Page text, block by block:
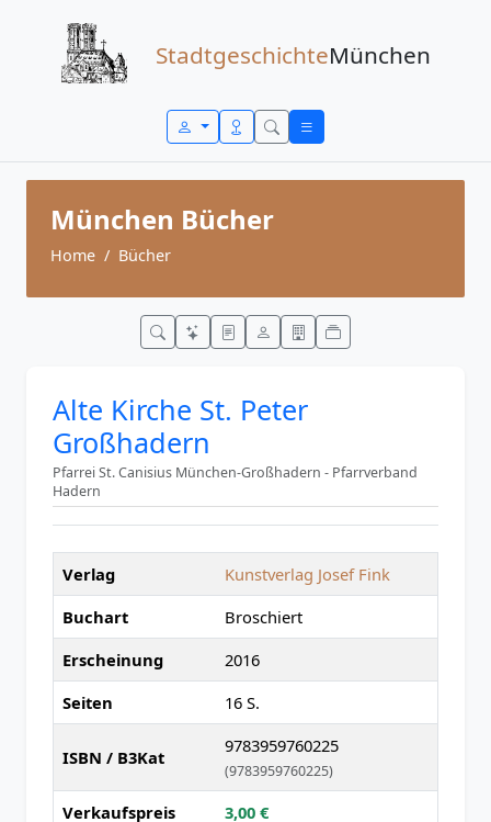
StadtgeschichteMünchen
München Bücher
Home Bücher
Alte Kirche St. Peter
Großhadern
Pfarrei St. Canisius München-Großhadern - Pfarrverband
Hadern
Verlag
Kunstverlag Josef Fink
Buchart
Broschiert
Erscheinung
2016
Seiten
16 S.
ISBN / B3Kat
9783959760225
(9783959760225)
Verkaufspreis 3,00 €